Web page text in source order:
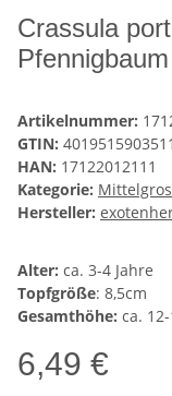
Crassula
Artikelnummer:
GTIN: 4019515903511
HAN: 17122012111
Kategorie:
Hersteller:
Alter: ca. 3-4 Jahre
Topfgröße: 8,5cm
Gesamthöhe: ca.
6,49 €